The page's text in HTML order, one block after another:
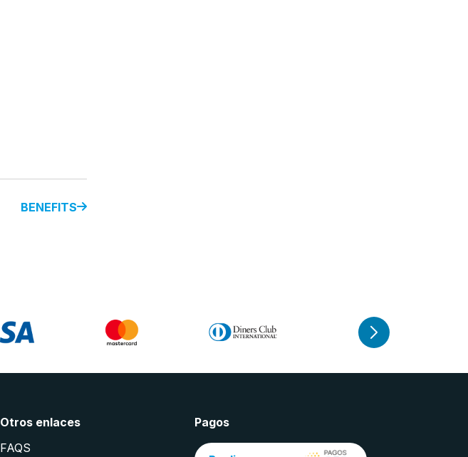
BENEFITS
Otros enlaces
FAQS
Pagos